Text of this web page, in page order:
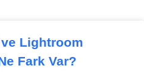
Lightroom
Fark Var?